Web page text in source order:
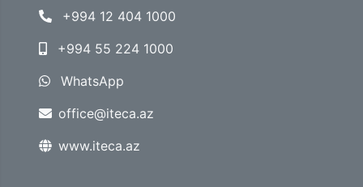
+994 12 404 1000
+994 55 224 1000
WhatsApp
office@iteca.az
www.iteca.az